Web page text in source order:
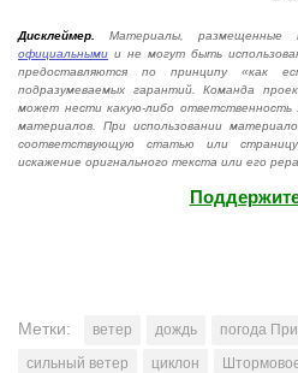
Дисклеймер. Материалы,
официальными и не могут быть
предоставляются по принципу «как
подразумеваемых гарантий. Команда
может нести какую-либо ответственность
материалов. При использовании
соответствующую статью или
искажение оригнального текста или его
Метки: ветер дождь
погода
сильный ветер
циклон